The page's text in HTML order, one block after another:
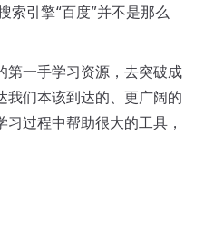
索引擎“百度”并不是那么
第一手学习资源，去突破成
我们本该到达的、更广阔的
过程中帮助很大的工具，